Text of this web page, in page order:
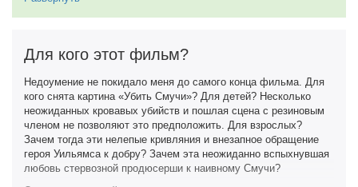
— он ведет себя как 5-летний ребенок, обожает Смучи, но при
Человеку не так мало дано, когда у него ничего нет, и не так
много, когда у него есть все.
8 из 10
15 августа 2011
Тут уж не обойтись без вынашивания плана мести, постоянных
приступов бешенства при одном только упоминании оппонента
и всевозможных нелепых моментов. Которые, если
призадуматься, умело отображают суровую
действительность, справедливую для большинства. У
режиссера ДеВито очень хорошо получаются такие картины,
которые правильнее всего охарактеризовать как трагикомедии.
Смотреть без смеха на безумного персонажа Робина
Уильямса, который готов голыми руками придушить героя
Эдварда Нортона, невозможно! Особенно, если вспомнить, что
Для кого этот фильм?
Недоумение не покидало меня до самого конца фильма. Для
кого снята картина «Убить Смучи»? Для детей? Несколько
неожиданных кровавых убийств и пошлая сцена с резиновым
членом не позволяют это предположить. Для взрослых?
Зачем тогда эти нелепые кривляния и внезапное обращение
героя Уильямса к добру? Зачем эта неожиданно вспыхнувшая
любовь стервозной продюсерши к наивному Смучи?